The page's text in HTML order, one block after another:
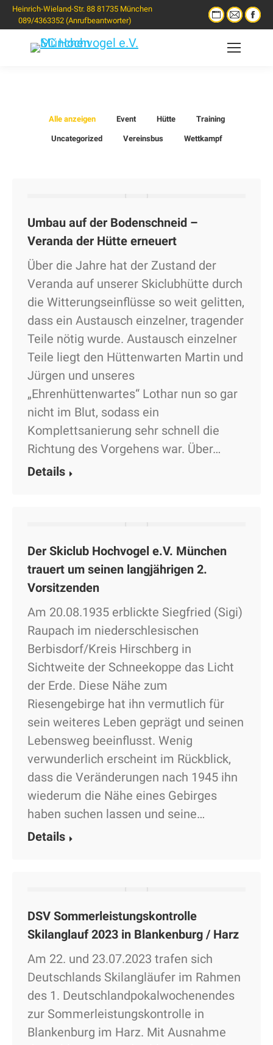
Heinrich-Wieland-Str. 88 81735 München
089/4363352 (Anrufbeantworter)
Alle anzeigen Event Hütte Training
Uncategorized Vereinsbus Wettkampf
Umbau auf der Bodenschneid –
Veranda der Hütte erneuert
Über die Jahre hat der Zustand der
Veranda auf unserer Skiclubhütte durch
die Witterungseinflüsse so weit gelitten,
dass ein Austausch einzelner, tragender
Teile nötig wurde. Austausch einzelner
Teile liegt den Hüttenwarten Martin und
Jürgen und unseres
„Ehrenhüttenwartes“ Lothar nun so gar
nicht im Blut, sodass ein
Komplettsanierung sehr schnell die
Richtung des Vorgehens war. Über…
Details
Der Skiclub Hochvogel e.V. München
trauert um seinen langjährigen 2.
Vorsitzenden
Am 20.08.1935 erblickte Siegfried (Sigi)
Raupach im niederschlesischen
Berbisdorf/Kreis Hirschberg in
Sichtweite der Schneekoppe das Licht
der Erde. Diese Nähe zum
Riesengebirge hat ihn vermutlich für
sein weiteres Leben geprägt und seinen
Lebensweg beeinflusst. Wenig
verwunderlich erscheint im Rückblick,
dass die Veränderungen nach 1945 ihn
wiederum die Nähe eines Gebirges
haben suchen lassen und seine…
Details
DSV Sommerleistungskontrolle
Skilanglauf 2023 in Blankenburg / Harz
Am 22. und 23.07.2023 trafen sich
Deutschlands Skilangläufer im Rahmen
des 1. Deutschlandpokalwochenendes
zur Sommerleistungskontrolle in
Blankenburg im Harz. Mit Ausnahme